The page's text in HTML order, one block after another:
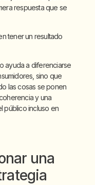
respuesta que se
tener un resultado
ayuda a diferenciarse
sino que
las cosas se ponen
y una
público incluso en
una